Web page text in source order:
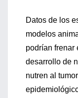
Datos de los
modelos
podrían frenar
desarrollo de
nutren al